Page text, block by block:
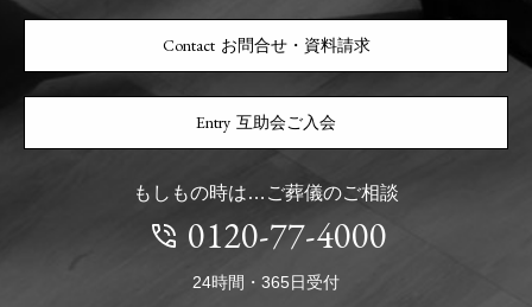
お問合せ・資料請求
互助会ご入会
もしもの時は…ご葬儀のご相談
0120-77-4000
24時間・365日受付